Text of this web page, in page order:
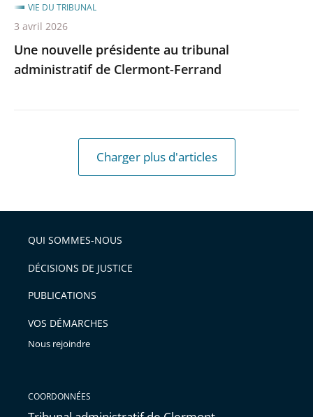
Une nouvelle présidente au tribunal
administratif de Clermont-Ferrand
VIE DU TRIBUNAL
3 avril 2026
Charger plus d'articles
QUI SOMMES-NOUS
DÉCISIONS DE JUSTICE
PUBLICATIONS
VOS DÉMARCHES
Nous rejoindre
COORDONNÉES